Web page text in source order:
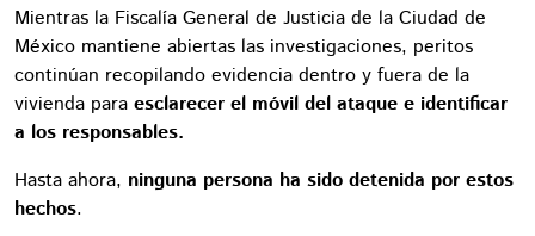
Mientras la Fiscalía General de Justicia de la Ciudad de
México mantiene abiertas las investigaciones, peritos
continúan recopilando evidencia dentro y fuera de la
vivienda para esclarecer el móvil del ataque e identificar
a los responsables.
Hasta ahora, ninguna persona ha sido detenida por estos
hechos.